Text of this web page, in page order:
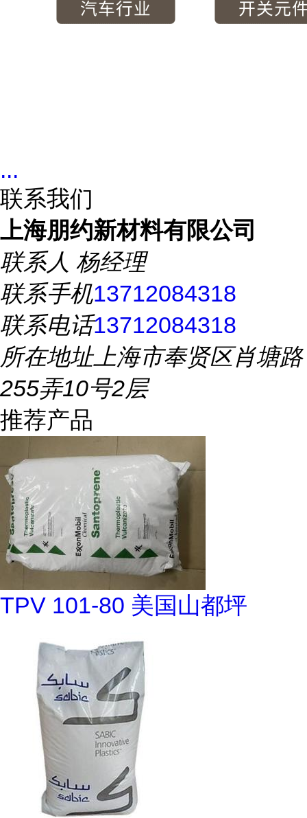
...
联系我们
上海朋约新材料有限公司
联系人 杨经理
联系手机13712084318
联系电话13712084318
所在地址上海市奉贤区肖塘路
255弄10号2层
推荐产品
TPV 101-80 美国山都坪